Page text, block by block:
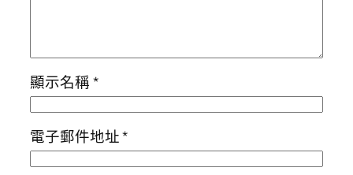
顯示名稱*
電子郵件地址*